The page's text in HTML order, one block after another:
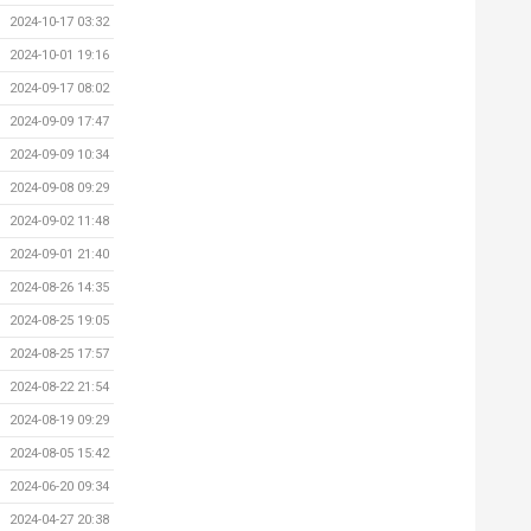
2024-10-17 03:32
2024-10-01 19:16
2024-09-17 08:02
2024-09-09 17:47
2024-09-09 10:34
2024-09-08 09:29
2024-09-02 11:48
2024-09-01 21:40
2024-08-26 14:35
2024-08-25 19:05
2024-08-25 17:57
2024-08-22 21:54
2024-08-19 09:29
2024-08-05 15:42
2024-06-20 09:34
2024-04-27 20:38